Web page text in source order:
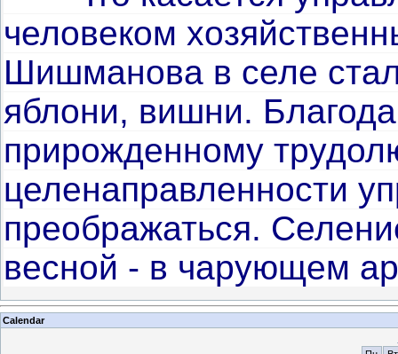
человеком
Шишманова в селе
яблони, вишни.
прирожден­ному
целенаправленности
преображаться.
весной - в чарующем
Calendar